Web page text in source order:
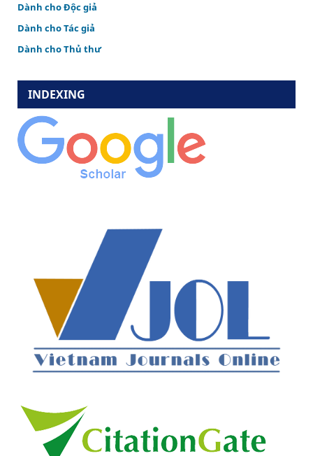
Dành cho Độc giả
Dành cho Tác giả
Dành cho Thủ thư
INDEXING